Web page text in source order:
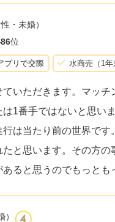
・未婚）
位
プリで交際 水商売（1年
いただきます。マッ
1番手ではないと思い
は当たり前の世界で
と思います。その方
ると思うのでもっと